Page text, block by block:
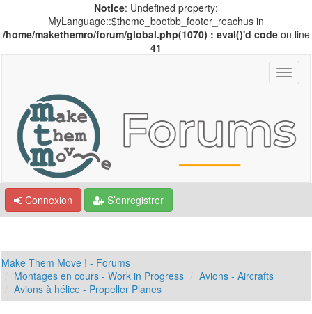
Notice: Undefined property:
MyLanguage::$theme_bootbb_footer_reachus in
/home/makethemro/forum/global.php(1070) : eval()'d codeon line
41
Connexion S’enregistrer
Make Them Move ! - Forums
Montages en cours - Work in Progress
Avions - Aircrafts
Avions à hélice - Propeller Planes